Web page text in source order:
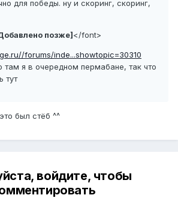
для победы. ну и скоринг, скоринг,
позже]</font>
forums/inde...showtopic=30310
там я в очередном пермабане, так что
тут
был стёб ^^
войдите, чтобы